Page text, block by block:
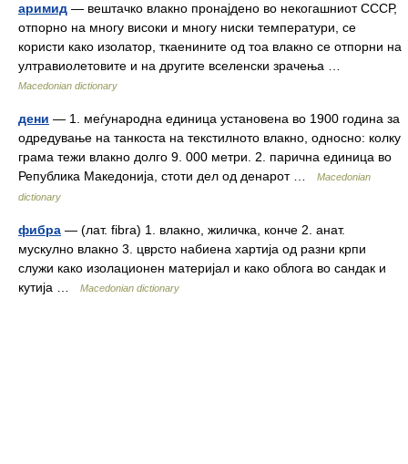
аримид — вештачко влакно пронајдено во некогашниот СССР,
отпорно на многу високи и многу ниски температури, се
користи како изолатор, ткаенините од тоа влакно се отпорни на
ултравиолетовите и на другите вселенски зрачења …
Macedonian dictionary
дени — 1. меѓународна единица установена во 1900 година за
одредување на танкоста на текстилното влакно, односно: колку
грама тежи влакно долго 9. 000 метри. 2. парична единица во
Република Македонија, стоти дел од денарот …
Macedonian
dictionary
фибра — (лат. fibra) 1. влакно, жиличка, конче 2. анат.
мускулно влакно 3. цврсто набиена хартија од разни крпи
служи како изолационен материјал и како облога во сандак и
кутија …
Macedonian dictionary